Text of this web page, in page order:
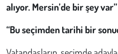
alıyor. Mersin’de bir şey var”
“Bu seçimden tarihi bir